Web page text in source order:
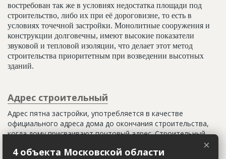
востребован так же в условиях недостатка площади под
строительство, либо их при её дороговизне, то есть в
условиях точечной застройки. Монолитные сооружения и
конструкции долговечны, имеют высокие показатели
звуковой и тепловой изоляции, что делает этот метод
строительства приоритетным при возведении высотных
зданий.
Адрес строительный
Адрес пятна застройки, употребляется в качестве
официального адреса дома до окончания строительства,
когда дому присваивают почтовый адрес. Строительный
строительного района (возможно, улицы), номера квартала
×
4 объекта Московской области